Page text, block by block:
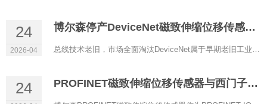
24
2026-04
博尔森停产DeviceNet磁致伸缩位移传感器的原因
24 PROFINET磁致伸缩位移传感器与西门子PLC通讯配置